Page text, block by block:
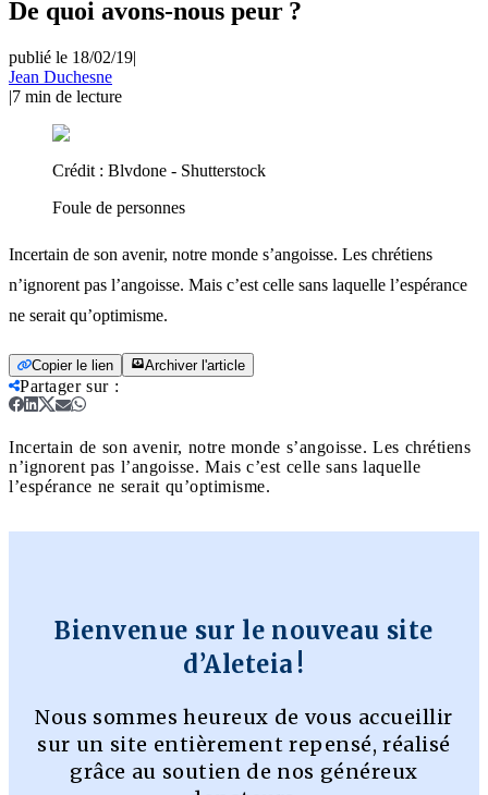
De quoi avons-nous peur ?
publié le 18/02/19|
Jean Duchesne
|7 min de lecture
Crédit : Blvdone - Shutterstock
Foule de personnes
Incertain de son avenir, notre monde s’angoisse. Les chrétiens
n’ignorent pas l’angoisse. Mais c’est celle sans laquelle l’espérance
ne serait qu’optimisme.
Copier le lien Archiver l'article
Partager sur:
Incertain de son avenir, notre monde s’angoisse. Les chrétiens
n’ignorent pas l’angoisse. Mais c’est celle sans laquelle
l’espérance ne serait qu’optimisme.
Bienvenue sur le nouveau site
d’Aleteia !
Nous sommes heureux de vous accueillir
sur un site entièrement repensé, réalisé
grâce au soutien de nos généreux